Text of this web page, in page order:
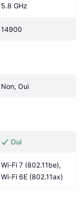
5.8 GHz
14900
Non, Oui
Oui
Wi-Fi 7 (802.11be),
Wi-Fi 6E (802.11ax)